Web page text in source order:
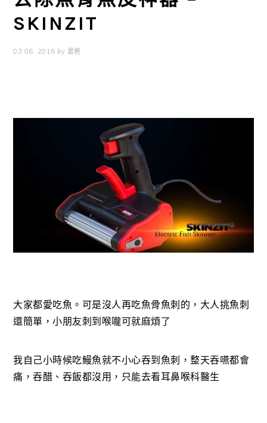
SKINZIT
03 06, 2016 by 雲爸
大家都愛吃魚。可是沒人再吃魚骨魚刺的，大人挑魚刺
還簡單，小朋友刺到喉嚨可就麻煩了
我自己小時候吃鰻魚就不小心吞到魚刺，整天吞嚥都會
痛，吞醋、吞飯都沒用，只能去看耳鼻喉科醫生